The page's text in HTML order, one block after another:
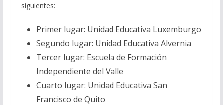
siguientes:
Primer lugar: Unidad Educativa Luxemburgo
Segundo lugar: Unidad Educativa Alvernia
Tercer lugar: Escuela de Formación
Independiente del Valle
Cuarto lugar: Unidad Educativa San
Francisco de Quito